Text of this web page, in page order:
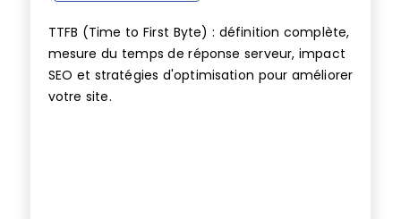
TTFB (Time to First Byte) : définition complète,
mesure du temps de réponse serveur, impact
SEO et stratégies d'optimisation pour améliorer
votre site.